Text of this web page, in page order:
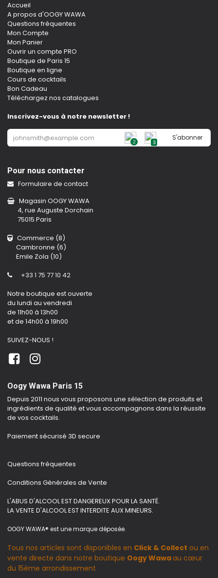
Accueil
A propos d'OOGY WAWA
Questions fréquentes
Mon Compte
Mon Panier
Ouvrir un compte PRO
Boutique de Paris 15
Boutique en ligne
Cours de cocktails
Bon Cadeau
Téléchargez nos catalogues
Inscrivez-vous à notre newsletter !
2 3
S'abonner
Pour nous contacter
Formulaire de contact
Magasin OOGY WAWA
4, rue Auguste Dorchain
75015 Paris
Commerce (8)
Cambronne (6)
Emile Zola (10)
+33 1 75 77 10 42
Notre boutique est ouverte
du lundi au vendredi
de 11h00 à 13h00
et de 14h00 à 19h00
SUIVEZ-NOUS !
Oogy Wawa Paris 15
Depuis 2011 nous vous proposons une sélection de produits et
ingrédients de qualité et vous accompagnons dans la réussite
de vos cocktails.
Paiement sécurisé 3D secure
Questions fréquentes
Conditions Générales de Vente
L'ABUS D'ALCOOL EST DANGEREUX POUR LA SANTÉ.
LA VENTE D'ALCOOL EST INTERDITE AUX MINEURS.
OOGY WAWA® est une marque déposée.
Tous nos articles sont disponibles en Click & Collect ou en
vente directe dans notre boutique Oogy Wawaau cœur
du 15ème arrondissement